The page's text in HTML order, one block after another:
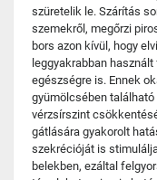
szüretelik le. Szárítás
szemekről, megőrzi
bors azon kívül, hogy
leggyakrabban
egészségre is. Ennek
gyümölcsében
vérzsírszint
gátlására gyakorolt
szekrécióját is
belekben, ezáltal